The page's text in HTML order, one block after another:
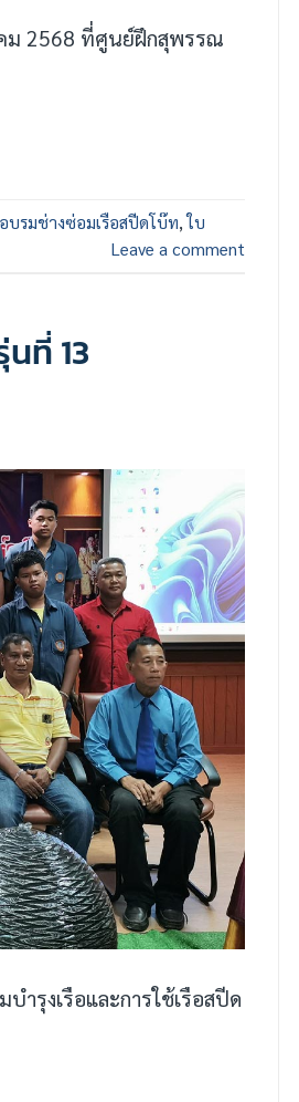
ม 2568 ที่ศูนย์ฝึกสุพรรณ
อบรมช่างซ่อมเรือสปีดโบ๊ท,ใบ
Leave a comment
ที่ 13
ำรุงเรือและการใช้เรือสปีด